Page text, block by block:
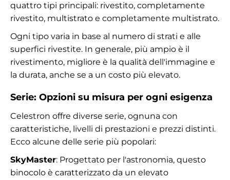
quattro tipi principali: rivestito, completamente
rivestito, multistrato e completamente multistrato.
Ogni tipo varia in base al numero di strati e alle
superfici rivestite. In generale, più ampio è il
rivestimento, migliore è la qualità dell'immagine e
la durata, anche se a un costo più elevato.
Serie: Opzioni su misura per ogni esigenza
Celestron offre diverse serie, ognuna con
caratteristiche, livelli di prestazioni e prezzi distinti.
Ecco alcune delle serie più popolari:
SkyMaster: Progettato per l'astronomia, questo
binocolo è caratterizzato da un elevato